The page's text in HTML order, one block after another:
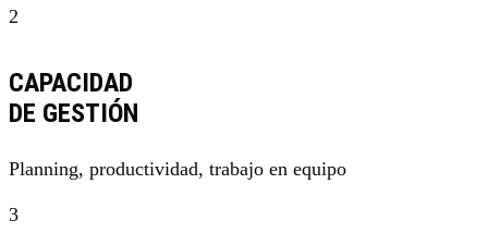
2
CAPACIDAD
DE GESTIÓN
Planning, productividad, trabajo en equipo
3